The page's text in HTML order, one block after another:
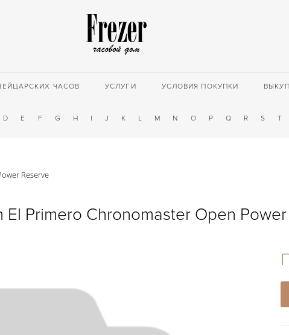
ЧАСОВ УСЛУГИ УСЛОВИЯ ПОКУПКИ ВЫКУП
D E F G H I J K L M N O P Q R S T
Reserve
El Primero Chronomaster Open